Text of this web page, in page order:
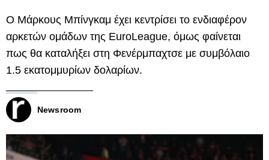
Ο Μάρκους Μπίνγκαμ έχει κεντρίσει το ενδιαφέρον
αρκετών ομάδων της EuroLeague, όμως φαίνεται
πως θα καταλήξει στη Φενέρμπαχτσε με συμβόλαιο
1.5 εκατομμυρίων δολαρίων.
Newsroom